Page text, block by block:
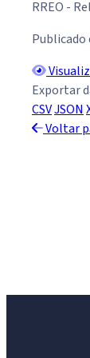
RREO -
Publicado
Exportar
CSVJSON
Voltar